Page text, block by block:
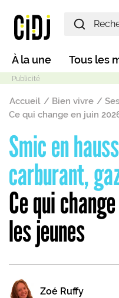
Main navigation
À la une Tous les
Mode
Fil d'Ariane
Accueil Bien vivre
Ce qui change en juin
Smic en
carburant,
Ce qui
les jeunes
Zoé Ruffy